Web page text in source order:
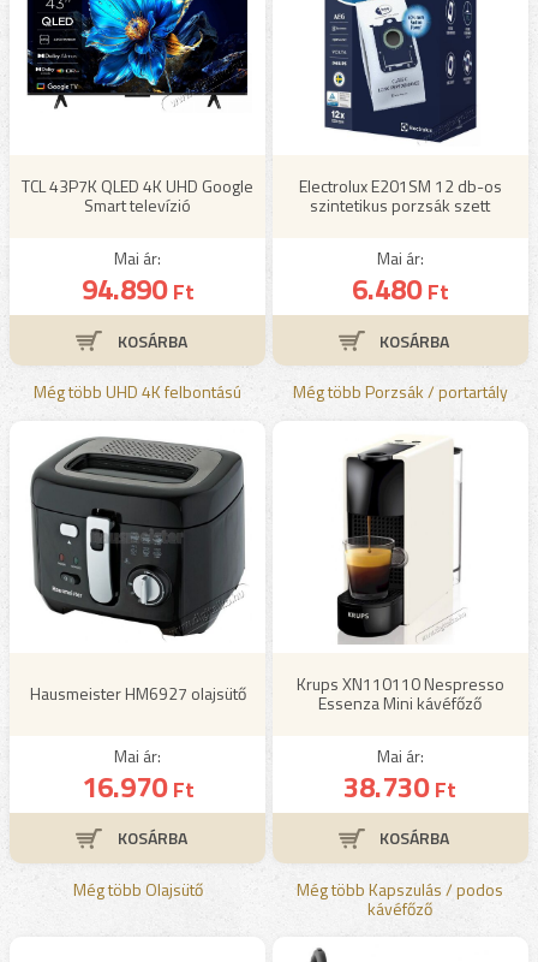
TCL 43P7K QLED 4K UHD Google
Smart televízió
Mai ár:
94.890Ft
Még több UHD 4K felbontású
Electrolux E201SM 12 db-os
szintetikus porzsák szett
Mai ár:
6.480Ft
Még több Porzsák / portartály
Hausmeister HM6927 olajsütő
Mai ár:
16.970Ft
Még több Olajsütő
Krups XN110110 Nespresso
Essenza Mini kávéfőző
Mai ár:
38.730Ft
Még több Kapszulás / podos
kávéfőző